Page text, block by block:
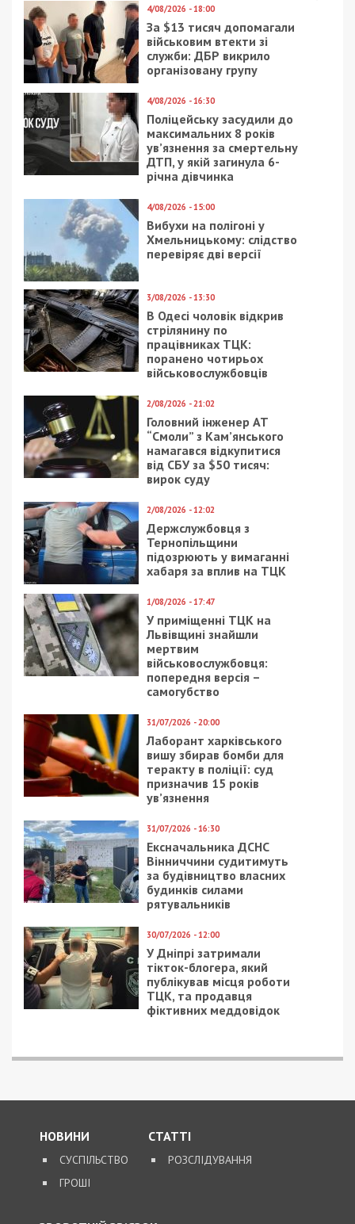
4/08/2026 - 18:00
За $13 тисяч допомагали
військовим втекти зі
служби: ДБР викрило
організовану групу
4/08/2026 - 16:30
Поліцейську засудили до
максимальних 8 років
ув’язнення за смертельну
ДТП, у якій загинула 6-
річна дівчинка
4/08/2026 - 15:00
Вибухи на полігоні у
Хмельницькому: слідство
перевіряє дві версії
3/08/2026 - 13:30
В Одесі чоловік відкрив
стрілянину по
працівниках ТЦК:
поранено чотирьох
військовослужбовців
2/08/2026 - 21:02
Головний інженер АТ
“Смоли” з Кам’янського
намагався відкупитися
від СБУ за $50 тисяч:
вирок суду
2/08/2026 - 12:02
Держслужбовця з
Тернопільщини
підозрюють у вимаганні
хабаря за вплив на ТЦК
1/08/2026 - 17:47
У приміщенні ТЦК на
Львівщині знайшли
мертвим
військовослужбовця:
попередня версія –
самогубство
31/07/2026 - 20:00
Лаборант харківського
вишу збирав бомби для
теракту в поліції: суд
призначив 15 років
ув’язнення
31/07/2026 - 16:30
Ексначальника ДСНС
Вінниччини судитимуть
за будівництво власних
будинків силами
рятувальників
30/07/2026 - 12:00
У Дніпрі затримали
тікток-блогера, який
публікував місця роботи
ТЦК, та продавця
фіктивних меддовідок
НОВИНИ
СУСПІЛЬСТВО
ГРОШІ
СТАТТІ
РОЗСЛІДУВАННЯ